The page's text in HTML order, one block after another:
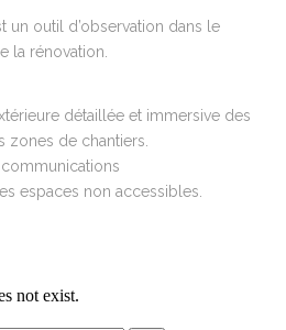
un outil d’observation dans le
la rénovation.
détaillée et immersive des
zones de chantiers.
espaces non accessibles.